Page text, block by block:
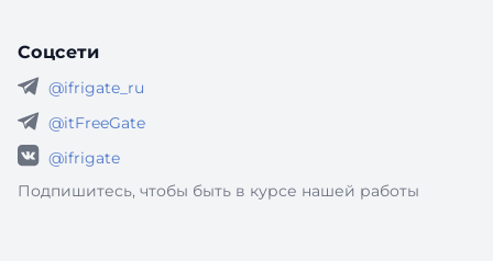
Соцсети
@ifrigate_ru
@itFreeGate
@ifrigate
Подпишитесь, чтобы быть в курсе нашей работы